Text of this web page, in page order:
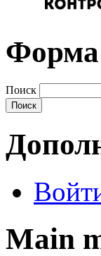
Форма
Поиск
Main